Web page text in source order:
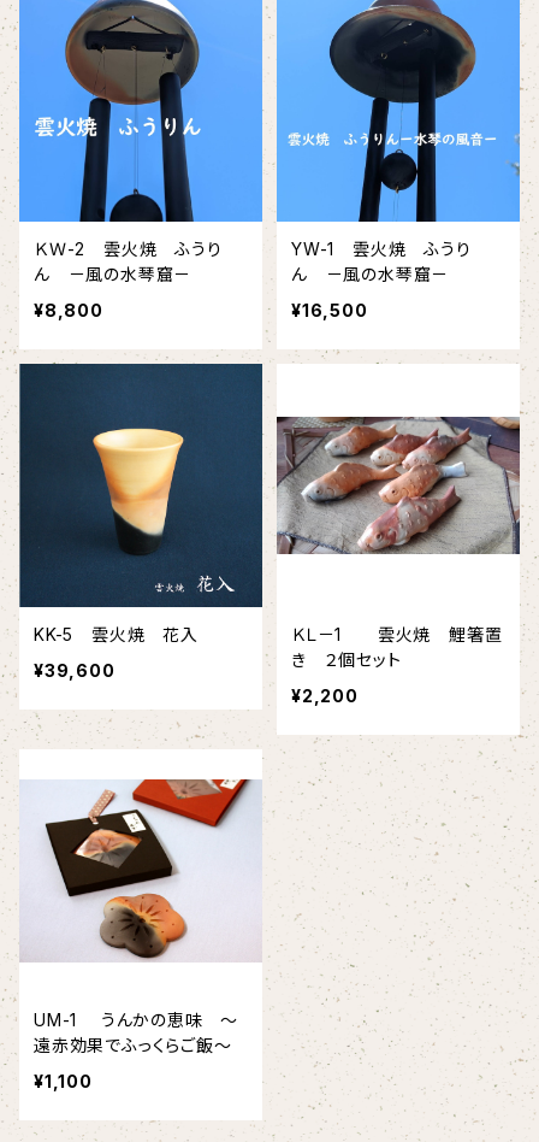
ＫＷ-2 雲火焼 ふうり
ん －風の水琴窟－
¥8,800
YW-1 雲火焼 ふうり
ん －風の水琴窟－
¥16,500
KK-5 雲火焼 花入
¥39,600
ＫＬ－1 雲火焼 鯉箸置
き ２個セット
¥2,200
UM-1 うんかの恵味 ～
遠赤効果でふっくらご飯～
¥1,100